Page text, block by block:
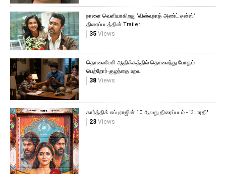
நாளை வெளியாகிறது ‘விஸ்வநாத் அண்ட் சன்ஸ்’
திரைப்படத்தின் Trailer!
35Views
தொலைபேசி ஆதிக்கத்தில் தொலைந்து போதும்
பெற்றோர்-குழந்தை உறவு.
38Views
கார்த்திக் சுப்புராஜின் 10 ஆவது திரைப்படம் - 'டோரதி'
23Views